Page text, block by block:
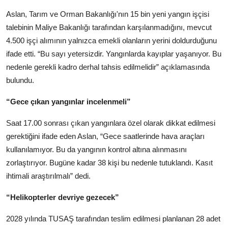
Aslan, Tarım ve Orman Bakanlığı'nın 15 bin yeni yangın işçisi
talebinin Maliye Bakanlığı tarafından karşılanmadığını, mevcut
4.500 işçi alımının yalnızca emekli olanların yerini doldurduğunu
ifade etti. “Bu sayı yetersizdir. Yangınlarda kayıplar yaşanıyor. Bu
nedenle gerekli kadro derhal tahsis edilmelidir” açıklamasında
bulundu.
“Gece çıkan yangınlar incelenmeli”
Saat 17.00 sonrası çıkan yangınlara özel olarak dikkat edilmesi
gerektiğini ifade eden Aslan, “Gece saatlerinde hava araçları
kullanılamıyor. Bu da yangının kontrol altına alınmasını
zorlaştırıyor. Bugüne kadar 38 kişi bu nedenle tutuklandı. Kasıt
ihtimali araştırılmalı” dedi.
“Helikopterler devriye gezecek”
2028 yılında TUSAŞ tarafından teslim edilmesi planlanan 28 adet